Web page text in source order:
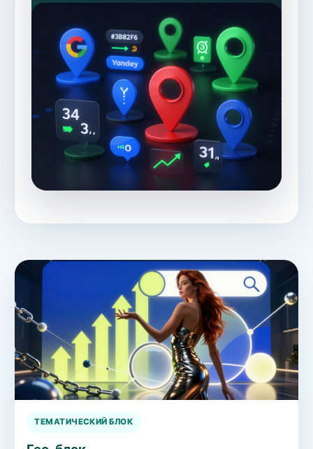
ТЕМАТИЧЕСКИЙ БЛОК